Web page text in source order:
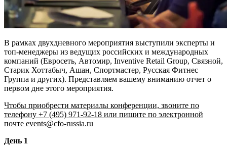
В рамках двухдневного мероприятия выступили эксперты и
топ-менеджеры из ведущих российских и международных
компаний (Евросеть, Автомир, Inventive Retail Group, Связной,
Старик Хоттабыч, Ашан, Спортмастер, Русская Фитнес
Группа и других). Представляем вашему вниманию отчет о
первом дне этого мероприятия.
Чтобы приобрести материалы конференции, звоните по
телефону +7 (495) 971-92-18 или пишите по электронной
почте events@cfo-russia.ru
День 1